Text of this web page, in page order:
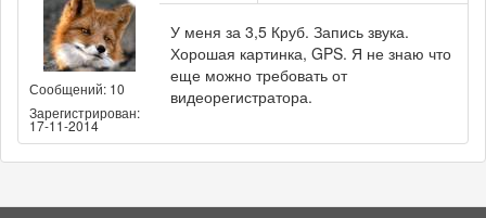
Сообщений: 10
Зарегистрирован:
17-11-2014
У меня за 3,5 Круб. Запись звука.
Хорошая картинка, GPS. Я не знаю что
еще можно требовать от
видеорегистратора.